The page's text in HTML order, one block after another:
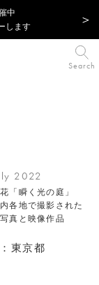
中
します
Search
2022
「瞬く光の庭」
各地で撮影された
真と映像作品
東京都